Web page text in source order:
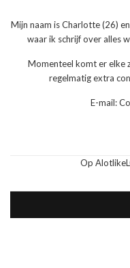
Mijn naam is Charlotte (26)
waar ik schrijf over alles
Momenteel komt er elke
regelmatig extra
E-mail:
Op